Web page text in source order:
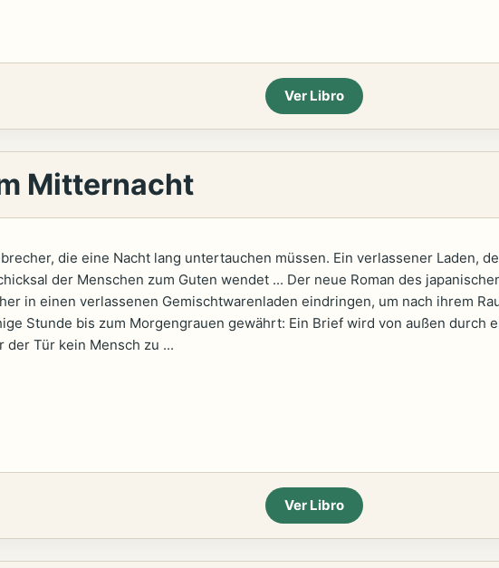
Ver Libro
Mitternacht
die eine Nacht lang untertauchen müssen. Ein verlassener Laden,
der Menschen zum Guten wendet ... Der neue Roman des
in einen verlassenen Gemischtwarenladen eindringen, um nach ihrem
Stunde bis zum Morgengrauen gewährt: Ein Brief wird von außen durch
der Tür kein Mensch zu ...
Ver Libro